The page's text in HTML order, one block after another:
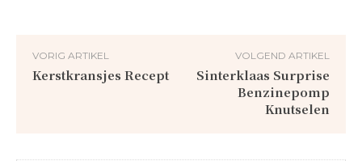
VORIG ARTIKEL
Kerstkransjes Recept
VOLGEND ARTIKEL
Sinterklaas Surprise
Benzinepomp
Knutselen